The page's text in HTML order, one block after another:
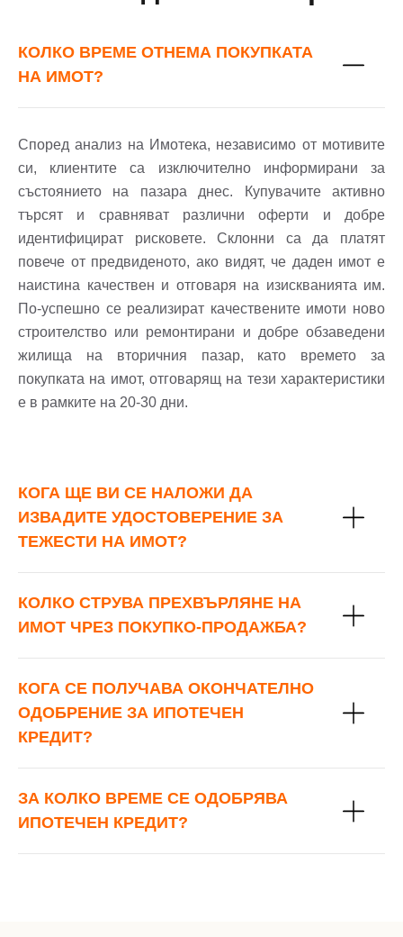
КОЛКО ВРЕМЕ ОТНЕМА ПОКУПКАТА
НА ИМОТ?
Според анализ на Имотека, независимо от мотивите
си, клиентите са изключително информирани за
състоянието на пазара днес. Купувачите активно
търсят и сравняват различни оферти и добре
идентифицират рисковете. Склонни са да платят
повече от предвиденото, ако видят, че даден имот е
наистина качествен и отговаря на изискванията им.
По-успешно се реализират качествените имоти ново
строителство или ремонтирани и добре обзаведени
жилища на вторичния пазар, като времето за
покупката на имот, отговарящ на тези характеристики
е в рамките на 20-30 дни.
КОГА ЩЕ ВИ СЕ НАЛОЖИ ДА
ИЗВАДИТЕ УДОСТОВЕРЕНИЕ ЗА
ТЕЖЕСТИ НА ИМОТ?
КОЛКО СТРУВА ПРЕХВЪРЛЯНЕ НА
ИМОТ ЧРЕЗ ПОКУПКО-ПРОДАЖБА?
КОГА СЕ ПОЛУЧАВА ОКОНЧАТЕЛНО
ОДОБРЕНИЕ ЗА ИПОТЕЧЕН
КРЕДИТ?
ЗА КОЛКО ВРЕМЕ СЕ ОДОБРЯВА
ИПОТЕЧЕН КРЕДИТ?